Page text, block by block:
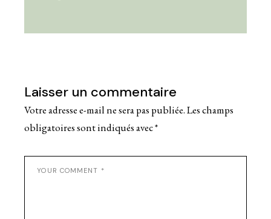
Laisser un commentaire
Votre adresse e-mail ne sera pas publiée.Les champs
obligatoires sont indiqués avec*